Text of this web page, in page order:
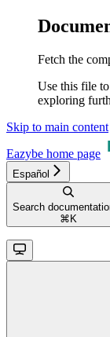
Fetch the
Use this file
exploring
Skip to main content
Eazybe home page
Español
Search
⌘ K